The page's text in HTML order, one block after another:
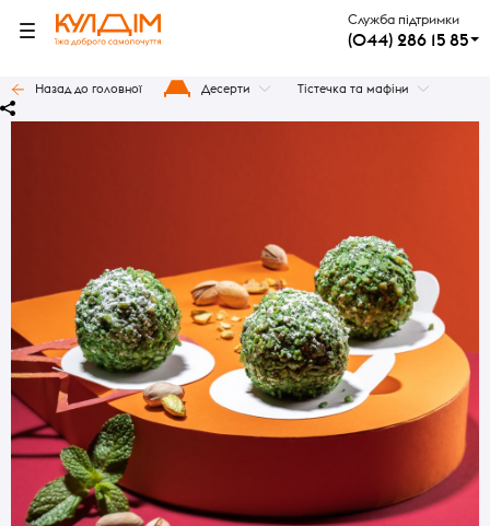
Служба підтримки
(044) 286 15 85
Назад до головної Десерти Тістечка та мафіни